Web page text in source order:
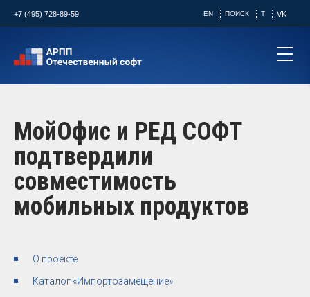
+7 (495) 728-89-59 EN ПОИСК T VK
МойОфис и РЕД СОФТ
подтвердили
совместимость
мобильных продуктов
О проекте
Каталог «Импортозамещение»